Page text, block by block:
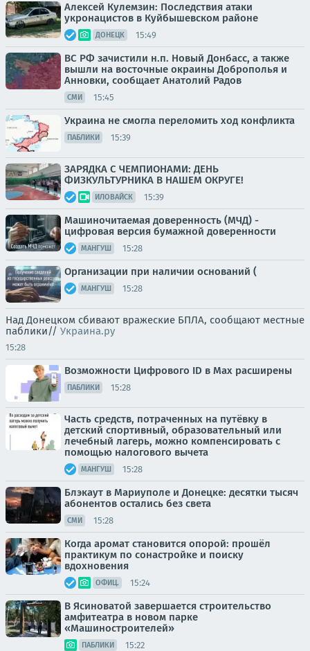
Алексей Кулемзин: Последствия атаки
укронацистов в Куйбышевском районе
ДОНЕЦК 15:49
ВС РФ зачистили н.п. Новый Донбасс, а также
вышли на восточные окраины Доброполья и
Анновки, сообщает Анатолий Радов
СМИ 15:45
Украина не смогла переломить ход конфликта
ПАБЛИКИ 15:39
ЗАРЯДКА С ЧЕМПИОНАМИ: ДЕНЬ
ФИЗКУЛЬТУРНИКА В НАШЕМ ОКРУГЕ!
ИЛОВАЙСК 15:39
Машиночитаемая доверенность (МЧД) -
цифровая версия бумажной доверенности
МАНГУШ 15:28
Организации при наличии оснований (
МАНГУШ 15:28
Над Донецком сбивают вражеские БПЛА, сообщают местные
паблики// Украина.ру
15:28
Возможности Цифрового ID в Мах расширены
ПАБЛИКИ 15:28
Часть средств, потраченных на путёвку в
детский спортивный, образовательный или
лечебный лагерь, можно компенсировать с
помощью налогового вычета
МАНГУШ 15:28
Блэкаут в Мариуполе и Донецке: десятки тысяч
абонентов остались без света
СМИ 15:28
Когда аромат становится опорой: прошёл
практикум по сонастройке и поиску
вдохновения
ОФИЦ. 15:24
В Ясиноватой завершается строительство
амфитеатра в новом парке
«Машиностроителей»
ПАБЛИКИ 15:22